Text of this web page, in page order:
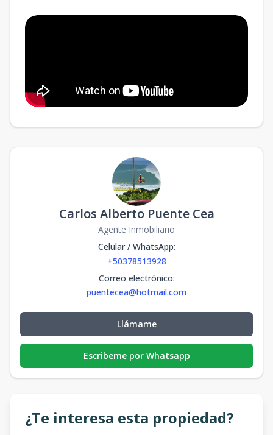
Carlos Alberto Puente Cea
Agente Inmobiliario
Celular / WhatsApp:
+50378513928
Correo electrónico:
puentecea@hotmail.com
Llámame
Escribeme por Whatsapp
¿Te interesa esta propiedad?